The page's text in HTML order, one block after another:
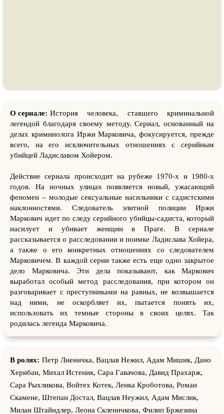
О сериале: История человека, ставшего криминальной
легендой благодаря своему методу. Сериал, основанный на
делах криминолога Иржи Марковича, фокусируется, прежде
всего, на его исключительных отношениях с серийным
убийцей Ладиславом Хойером.
Действие сериала происходит на рубеже 1970-х и 1980-х
годов. На ночных улицах появляется новый, ужасающий
феномен – молодые сексуальные насильники с садистскими
наклонностями. Следователь элитной полиции Иржи
Маркович идет по следу серийного убийцы-садиста, который
насилует и убивает женщин в Праге. В сериале
рассказывается о расследовании и поимке Ладислава Хойера,
а также о его конкретных отношениях со следователем
Марковичем. В каждой серии также есть еще одно закрытое
дело Марковича. Эти дела показывают, как Маркович
выработал особый метод расследования, при котором он
разговаривает с преступниками на равных, не возвышается
над ними, не оскорбляет их, пытается понять их,
использовать их темные стороны в своих целях. Так
родилась легенда Марковича.
В ролях: Петр Лненичка, Вацлав Нежил, Адам Мишик, Дано
Херибан, Михал Истеник, Сара Гавачова, Давид Прахарж,
Сара Рыхликова, Войтех Котек, Ленка Кроботова, Роман
Скамене, Штепан Достал, Вацлав Неужил, Адам Мислик,
Милан Штайндлер, Леона Скленичкова, Филип Бржезина